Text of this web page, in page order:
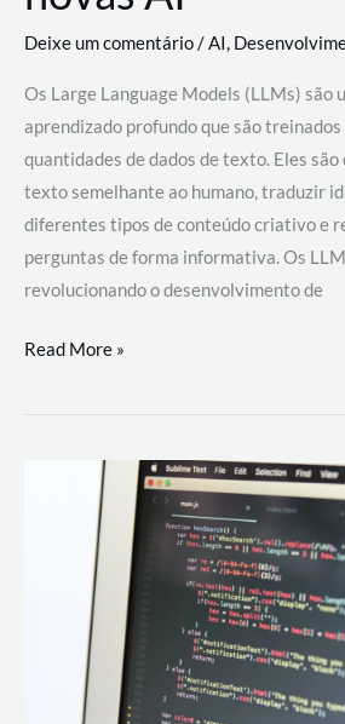
Deixe um comentário/AI,
Os Large Language Models (LLMs) são
aprendizado profundo que são treinados
quantidades de dados de texto. Eles são
texto semelhante ao humano, traduzir
diferentes tipos de conteúdo criativo e
perguntas de forma informativa. Os
revolucionando o desenvolvimento de
Large
Models
revolucionando
desenvolvimento
Read More »